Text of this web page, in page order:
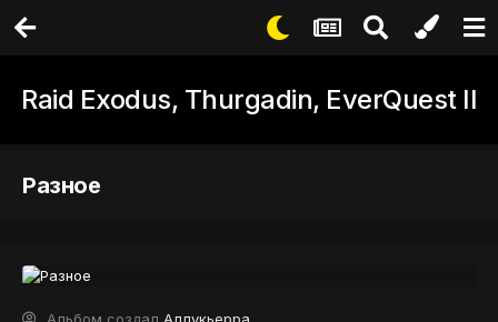
Raid Exodus, Thurgadin, EverQuest II
Разное